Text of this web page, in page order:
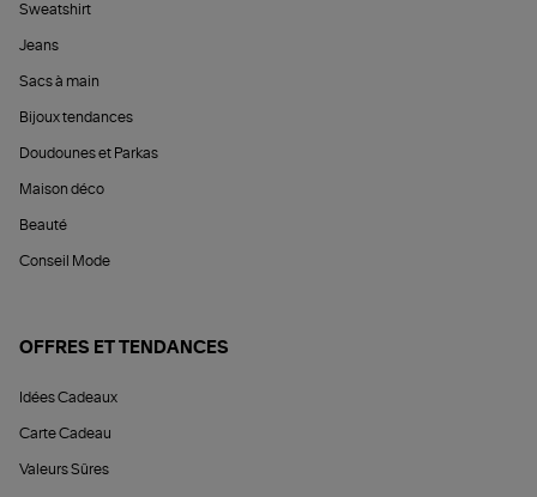
Sweatshirt
Jeans
Sacs à main
Bijoux tendances
Doudounes et Parkas
Maison déco
Beauté
Conseil Mode
OFFRES ET TENDANCES
Idées Cadeaux
Carte Cadeau
Valeurs Sûres